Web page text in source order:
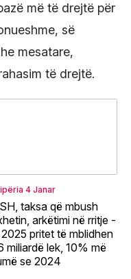
më të drejtë për
së
mesatare,
të drejtë.
4 Janar
taksa që mbush
arkëtimi në rritje -
pritet të mblidhen
miliardë lek, 10% më
se 2024